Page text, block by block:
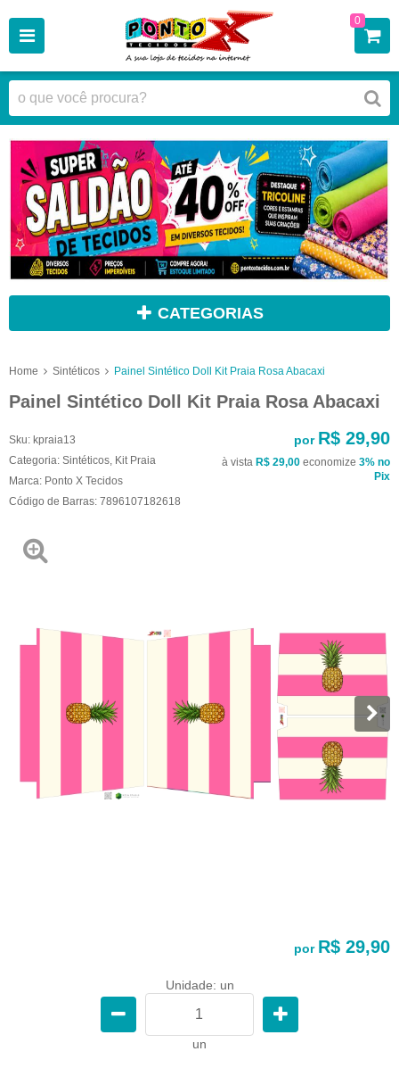
0
CATEGORIAS
Home Sintéticos Painel Sintético Doll Kit Praia Rosa Abacaxi
Painel Sintético Doll Kit Praia Rosa Abacaxi
Sku: kpraia13
Categoria: Sintéticos, Kit Praia
Marca: Ponto X Tecidos
Código de Barras: 7896107182618
por R$ 29,90
à vista R$ 29,00 economize 3% no
Pix
por R$ 29,90
Unidade: un
un